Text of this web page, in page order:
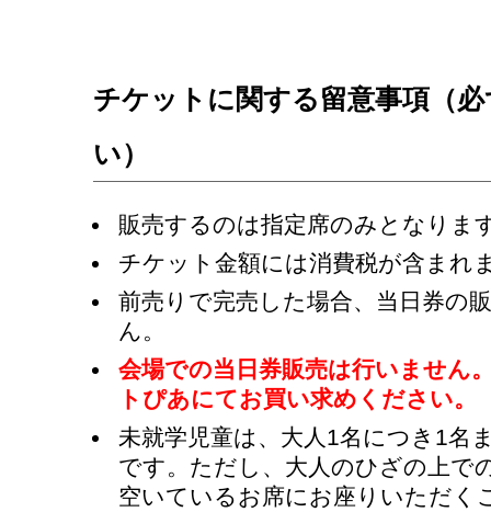
チケットに関する留意事項（
い）
販売するのは指定席のみとなりま
チケット金額には消費税が含まれ
前売りで完売した場合、当日券の
ん。
会場での当日券販売は行いません
トぴあにてお買い求めください。
未就学児童は、大人1名につき1名
です。ただし、大人のひざの上で
空いているお席にお座りいただく